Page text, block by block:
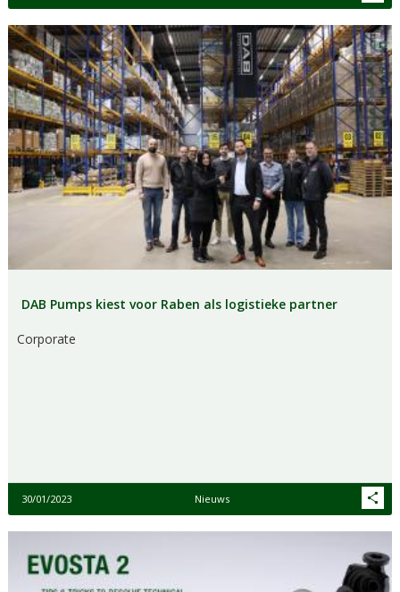
DAB Pumps kiest voor Raben als logistieke partner
Corporate
30/01/2023 Nieuws